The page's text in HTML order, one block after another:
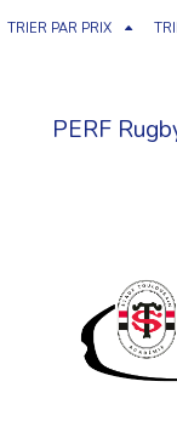
prendre de la
océan, offrent
qui permettent
réaliser une
existe beaucoup
Le surf, une
magnifiques
Envie de profiter
l'océan ?
Nos séjours surf
TRIER PAR PRIX
PERF